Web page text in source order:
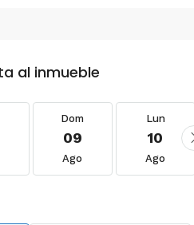
al inmueble
Dom
09
Ago
Lun
10
Ago